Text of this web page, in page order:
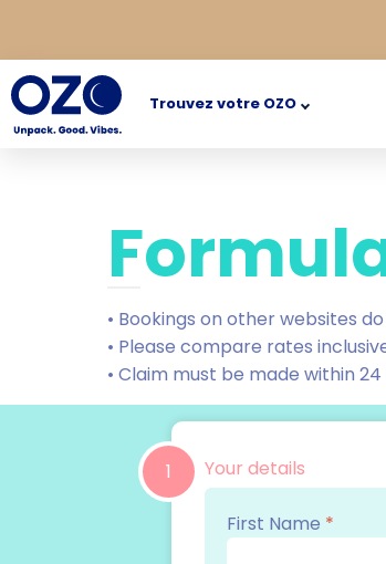
Trouvez votre OZO
• Bookings on other websites
• Please compare rates
• Claim must be made within
1 Your details
First Name *